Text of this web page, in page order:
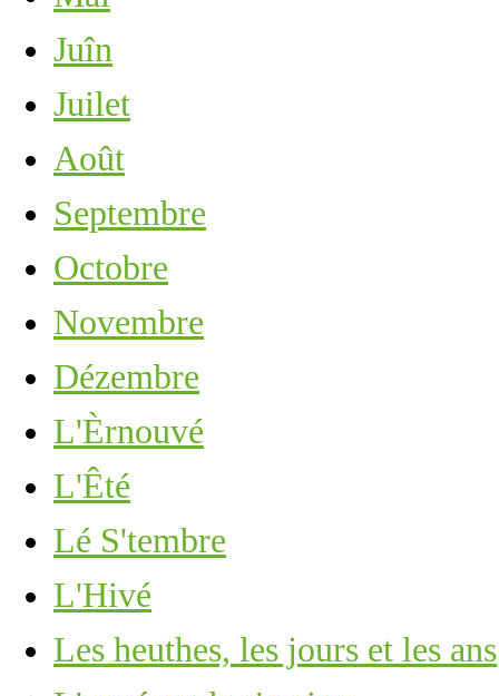
Juîn
Juilet
Août
Septembre
Octobre
Novembre
Dézembre
L'Èrnouvé
L'Êté
Lé S'tembre
L'Hivé
Les heuthes, les jours et les ans